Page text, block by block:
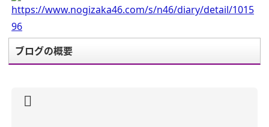
https://www.nogizaka46.com/s/n46/diary/detail/1015
96
ブログの概要